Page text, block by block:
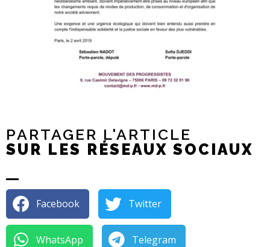
PARTAGER L'ARTICLE
SUR LES RÉSEAUX SOCIAUX
Facebook Twitter
WhatsApp Telegram